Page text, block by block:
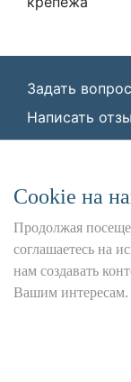
Задать вопрос
Написать
7736342535,
Юр. адрес:
д. 31 Б
Использование
Сookie на
Продолжая
соглашаетесь на
нам создавать
Вашим интересам.